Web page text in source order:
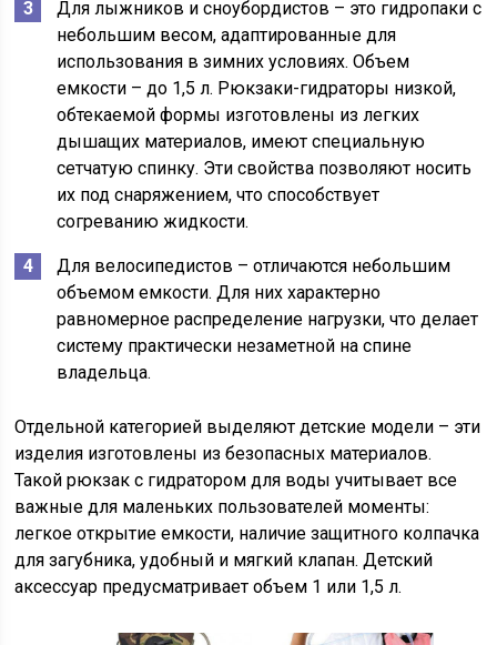
Для лыжников и сноубордистов – это гидропаки с
небольшим весом, адаптированные для
использования в зимних условиях. Объем
емкости – до 1,5 л. Рюкзаки-гидраторы низкой,
обтекаемой формы изготовлены из легких
дышащих материалов, имеют специальную
сетчатую спинку. Эти свойства позволяют носить
их под снаряжением, что способствует
согреванию жидкости.
Для велосипедистов – отличаются небольшим
объемом емкости. Для них характерно
равномерное распределение нагрузки, что делает
систему практически незаметной на спине
владельца.
Отдельной категорией выделяют детские модели – эти
изделия изготовлены из безопасных материалов.
Такой рюкзак с гидратором для воды учитывает все
важные для маленьких пользователей моменты:
легкое открытие емкости, наличие защитного колпачка
для загубника, удобный и мягкий клапан. Детский
аксессуар предусматривает объем 1 или 1,5 л.